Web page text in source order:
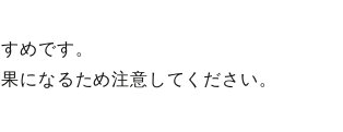
めです。
になるため注意してください。